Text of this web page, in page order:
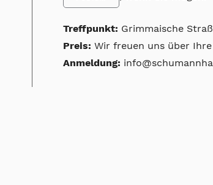
Treffpunkt: Grimmaische
Preis: Wir freuen uns über Ihre
Anmeldung: